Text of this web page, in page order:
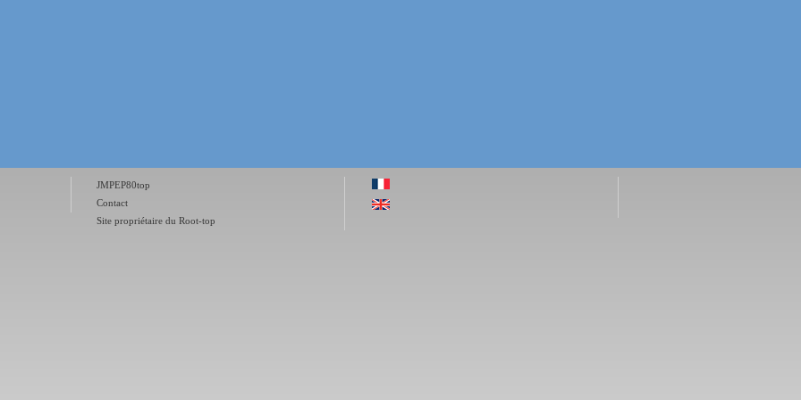
JMPEP80top
Contact
Site propriétaire du Root-top